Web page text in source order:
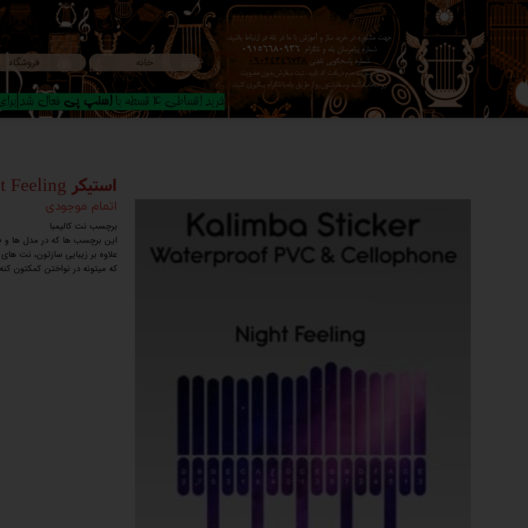
خانه فروشگاه
جهت مشاوره در خرید ساز و آموزش با ما در بله در ارتباط باشید،
شماره پیامرسان بله و تلگرام 09156680936
شماره پاسخگویی تلفنی 09024346738
در صورت عدم دریافت کد تایید ، ثبت سفارش بدون عضویت
رو انتخاب کنید ​​​​​​​ و سفارشتون رو از طریق بله یا تلگرام پیگیری کنید.
خرید اقساطی 4 قسطه با اسنپ پی فعال
استیکر Night Feeling
اتمام موجودی
برچسب نت کالیمبا
این برچسب ها که در مدل ها
علاوه بر زیبایی سازتون، نت
که میتونه در نواختن کمکتون